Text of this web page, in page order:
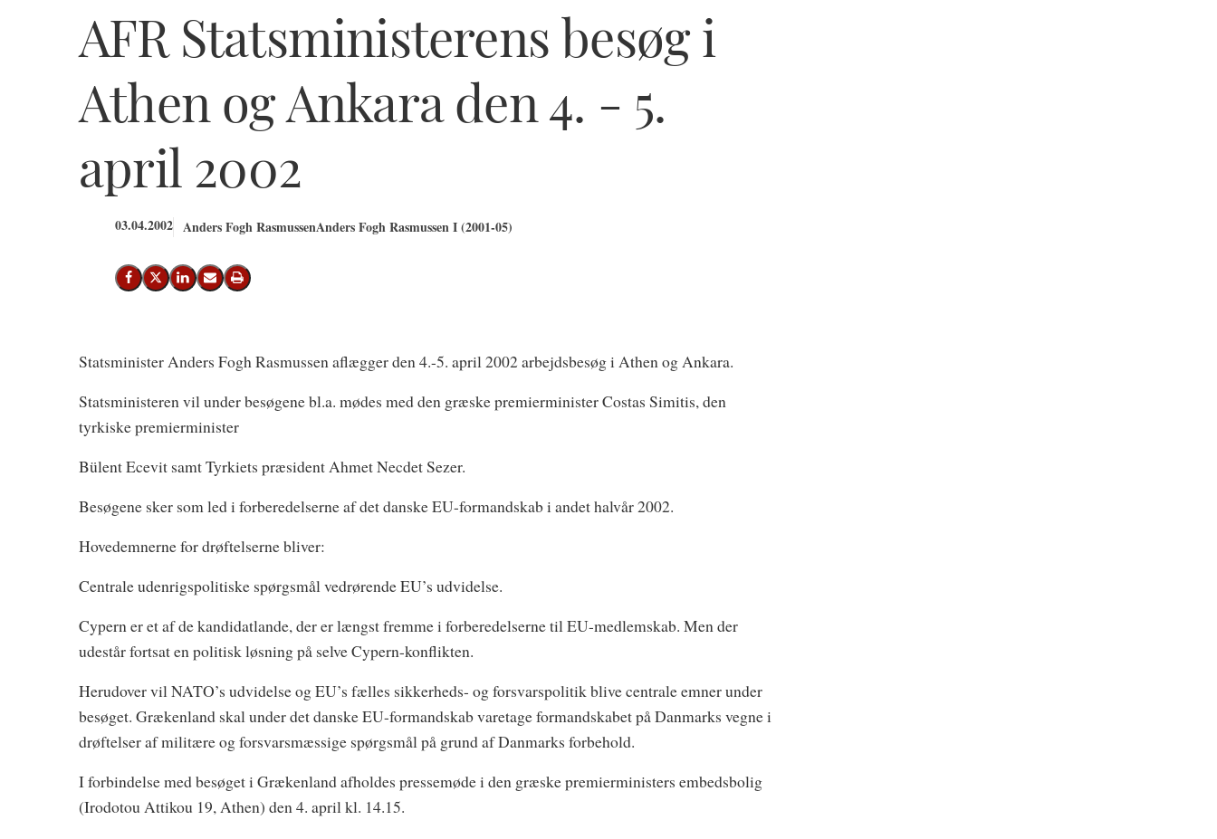
AFR Statsministerens besøg i
Athen og Ankara den 4. - 5.
april 2002
03.04.2002 Anders Fogh RasmussenAnders Fogh Rasmussen I (2001-05)
Del på Facebook
Del på X (Twitter)
Del på LinkedIn
Send email
Print
Statsminister Anders Fogh Rasmussen aflægger den 4.-5. april 2002 arbejdsbesøg i Athen og Ankara.
Statsministeren vil under besøgene bl.a. mødes med den græske premierminister Costas Simitis, den
tyrkiske premierminister
Bülent Ecevit samt Tyrkiets præsident Ahmet Necdet Sezer.
Besøgene sker som led i forberedelserne af det danske EU-formandskab i andet halvår 2002.
Hovedemnerne for drøftelserne bliver:
Centrale udenrigspolitiske spørgsmål vedrørende EU’s udvidelse.
Cypern er et af de kandidatlande, der er længst fremme i forberedelserne til EU-medlemskab. Men der
udestår fortsat en politisk løsning på selve Cypern-konflikten.
Herudover vil NATO’s udvidelse og EU’s fælles sikkerheds- og forsvarspolitik blive centrale emner under
besøget. Grækenland skal under det danske EU-formandskab varetage formandskabet på Danmarks vegne i
drøftelser af militære og forsvarsmæssige spørgsmål på grund af Danmarks forbehold.
I forbindelse med besøget i Grækenland afholdes pressemøde i den græske premierministers embedsbolig
(Irodotou Attikou 19, Athen) den 4. april kl. 14.15.